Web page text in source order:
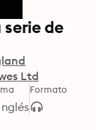
de
Ltd
Formato